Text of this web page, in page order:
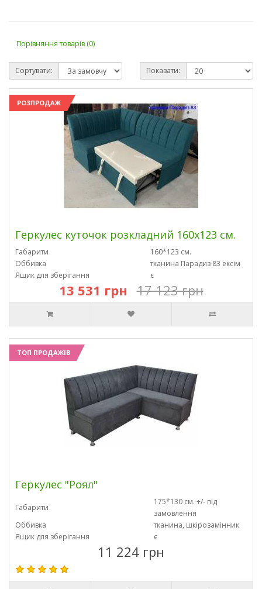
Порівняння товарів (0)
Сортувати: Показати:
РОЗПРОДАЖ
Геркулес куточок розкладний 160х123 см.
Габарити
160*123 см.
Оббивка
тканина Парадиз 83 ексім
Ящик для зберігання
є
13 531 грн 17 123 грн
ТОП ПРОДАЖІВ
Геркулес "Роял"
Габарити
175*130 см. +/- під
замовлення
Оббивка
тканина, шкірозамінник
Ящик для зберігання
є
11 224 грн